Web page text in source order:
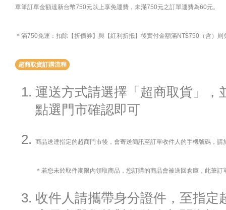
單筆訂單金額達新台幣750元以上享免運費，未滿750元之訂單運費為60元。
＊滿750免運：扣除【折價券】與【紅利折抵】後實付金額滿NT$750（含）則
超商取貨訂購流程
運送方式請選擇「超商取貨」，
點選門市確認即可
商品送達指定的超商門市後，會寄送簡訊至訂單收件人的手機號碼，
＊若您未於取件期限內領取商品，您訂購的商品會被送回倉庫，此筆訂
收件人請攜帶身分證件，至指定